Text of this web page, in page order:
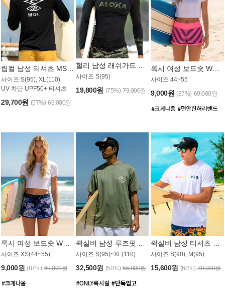
사이즈 S(95), XL(110)
UV 차단 UPF50+ 티셔츠
29,700원 (57%) 69,000원
사이즈 S(95)
19,800원 (75%) 79,000원
사이즈 44~55
9,000원 (87%) 69,000원
사이즈 XS(44~55)
9,000원 (87%) 69,000원
사이즈 S(95)~XL(110)
32,500원 (50%) 65,000원
사이즈 S(90), M(95)
15,600원 (60%) 39,000원